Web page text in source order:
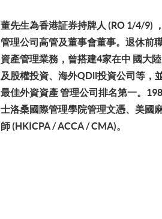
董先生為香港証券持牌人 (RO 1/4/9)
管理公司高管及董事會董事。退休前
資產管理業務，曾搭建4家在中 國大
及股權投資、海外QDll投資公司等，
最佳外資資產 管理公司排名第一。
士洛桑國際管理學院管理文憑、美國
師 (HKICPA / ACCA / CMA)。